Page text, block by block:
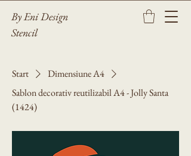
By Eni Design
Stencil
Start
Dimensiune A4
Sablon decorativ reutilizabil A4 - Jolly Santa
(1424)